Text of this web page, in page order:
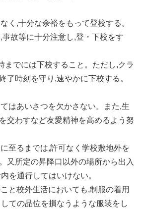
く,十分な余裕をもって登校する。
故等に十分注意し,登・下校をす
までには下校すること。ただし,クラ
了時刻を守り,速やかに下校する。
はあいさつを欠かさない。また,生
交わすなど友愛精神を高めるよう努
至るまでは,許可なく学校敷地外を
又所定の昇降口以外の場所から出入
を通行してはいけない。
と校外生活においても,制服の着用
ての品位を損なうような服装をし